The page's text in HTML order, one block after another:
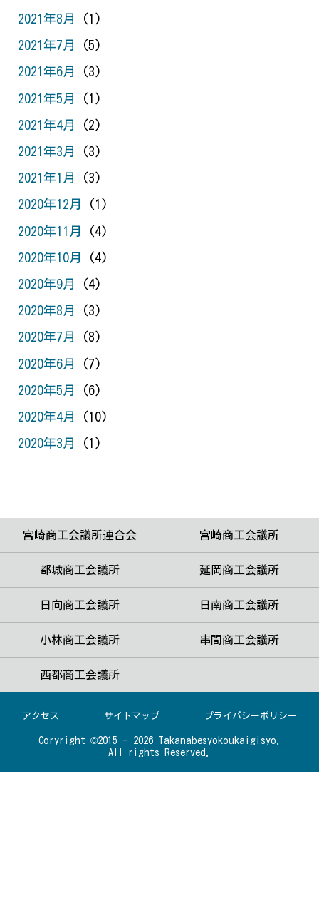
2021年8月 (1)
2021年7月 (5)
2021年6月 (3)
2021年5月 (1)
2021年4月 (2)
2021年3月 (3)
2021年1月 (3)
2020年12月 (1)
2020年11月 (4)
2020年10月 (4)
2020年9月 (4)
2020年8月 (3)
2020年7月 (8)
2020年6月 (7)
2020年5月 (6)
2020年4月 (10)
2020年3月 (1)
宮崎商工会議所連合会 宮崎商工会議所
都城商工会議所 延岡商工会議所
日向商工会議所 日南商工会議所
小林商工会議所 串間商工会議所
西都商工会議所
アクセス サイトマップ プライバシーポリシー
Coryright ©️2015 - 2026 Takanabesyokoukaigisyo.
All rights Reserved.